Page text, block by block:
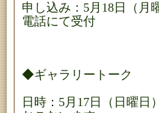
申し込み：5月18日（月
電話にて受付
◆ギャラリートーク
日時：5月17日（日曜日